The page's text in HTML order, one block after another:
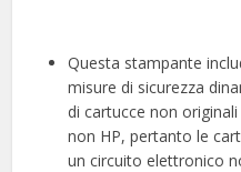
Questa stampante
misure di sicurezza
di cartucce non
non HP, pertanto le
un circuito elettronico